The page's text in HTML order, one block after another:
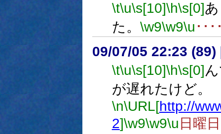
\t\u\s[10]\h\s[0]
た。 \w9\w9\u ･･･
09/07/05 22:23 (89)
\t\u\s[10]\h\s[0]
が遅れたけど。
\n\URL[http://
2]\w9\w9\u 日曜